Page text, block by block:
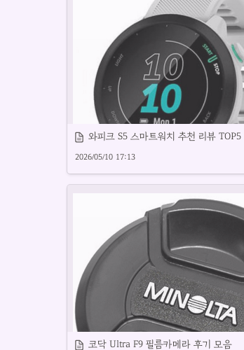
포러너55는 다기능 GPS 시계로 운동에 최적입니다.
와피크 S5 스마트워치 추천 리뷰 TOP5
2026/05/10 17:13
코닥 Ultra F9 필름카메라 후기 모음